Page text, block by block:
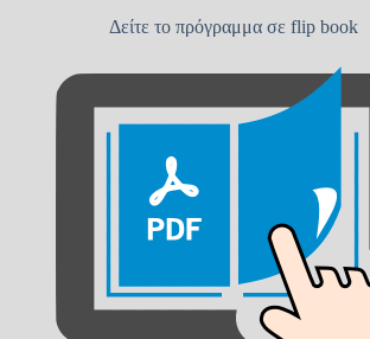
Δείτε το πρόγραμμα σε flip book